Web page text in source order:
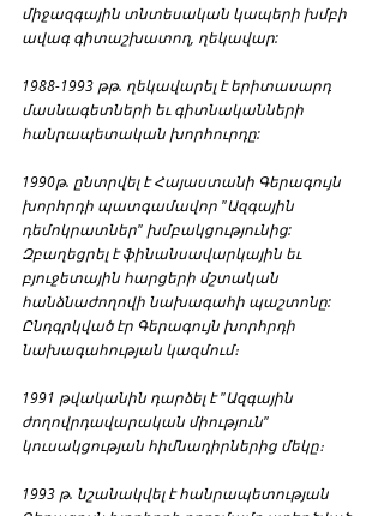
միջազգային տնտեսական կապերի խմբի
ավագ գիտաշխատող, ղեկավար:
1988-1993 թթ. ղեկավարել է երիտասարդ
մասնագետների եւ գիտնականների
հանրապետական խորհուրդը:
1990թ. ընտրվել է Հայաստանի Գերագույն
խորհրդի պատգամավոր "Ազգային
դեմոկրատներ" խմբակցությունից:
Զբաղեցրել է ֆինանսավարկային եւ
բյուջետային հարցերի մշտական
հանձնաժողովի նախագահի պաշտոնը:
Ընդգրկված էր Գերագույն խորհրդի
նախագահության կազմում։
1991 թվականին դարձել է "Ազգային
ժողովրդավարական միություն"
կուսակցության հիմնադիրներից մեկը։
1993 թ. նշանակվել է հանրապետության